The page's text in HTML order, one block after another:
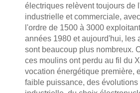
électriques relèvent toujours de
industrielle et commerciale,
l'ordre de 1500 à 3000
années 1980 et aujourd'hui, les
sont beaucoup plus nombreux.
ces moulins ont perdu au fil du
vocation énergétique première,
faible puissance, des